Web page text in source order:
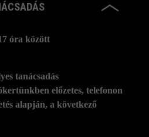
óra között
tanácsadás
előzetes, telefonon
alapján, a következő